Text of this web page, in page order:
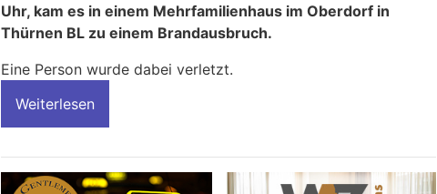
Uhr, kam es in einem Mehrfamilienhaus im Oberdorf in
Thürnen BL zu einem Brandausbruch.
Eine Person wurde dabei verletzt.
Weiterlesen